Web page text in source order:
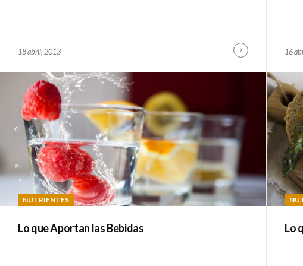
B
A
D
M
I
N
18 abril, 2013
Continue
B
A
D
M
I
N
16
NUTRIENTES
Lo que Aportan las Bebidas Lo